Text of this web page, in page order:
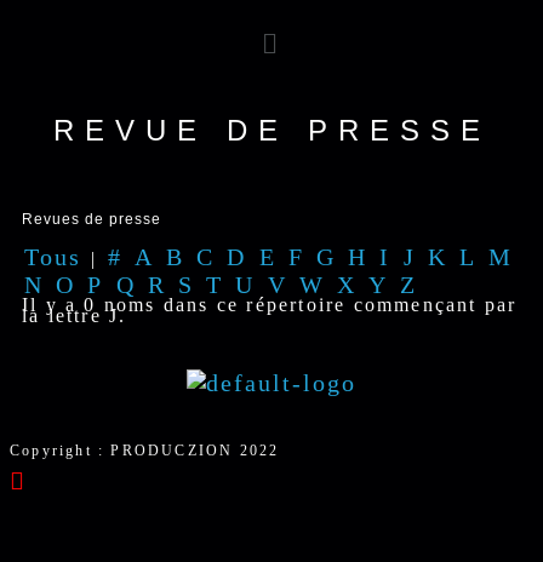
REVUE DE PRESSE
Revues de presse
Tous | # A B C D E F G H I J K L
M
N O P Q R S T U V W X Y Z
Il y a 0 noms dans ce répertoire commençant par
la lettre J.
Copyright : PRODUCZION 2022